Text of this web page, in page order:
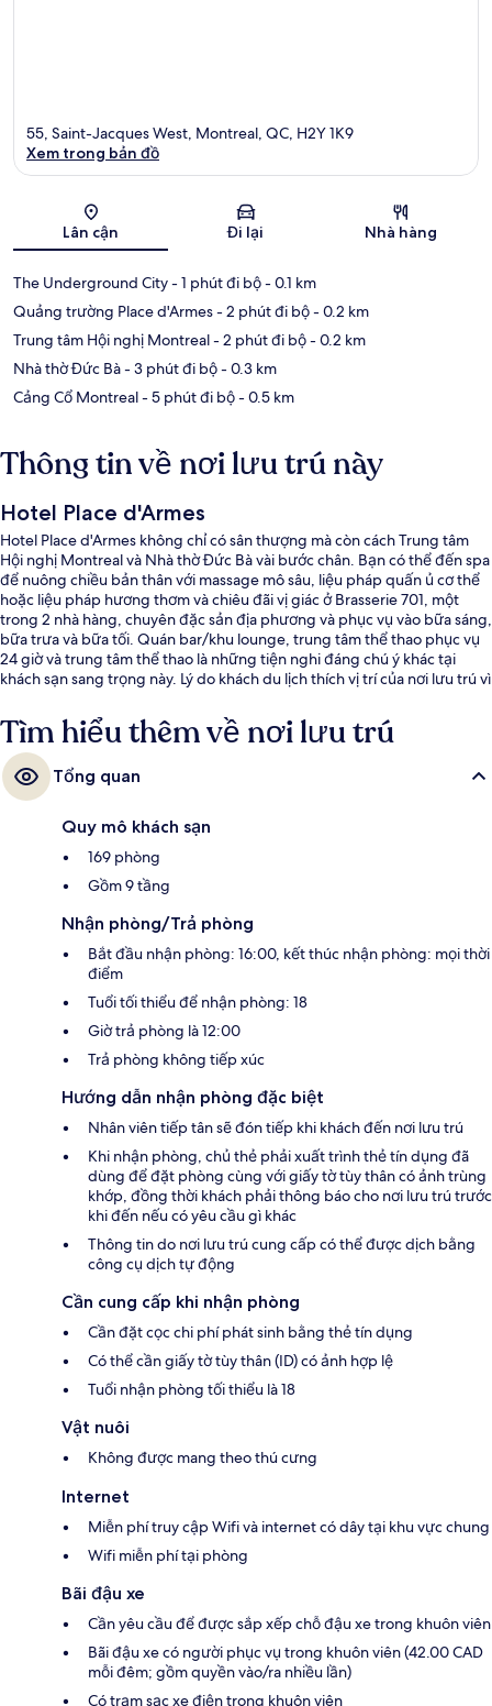
Bản đồ
55, Saint-Jacques West, Montreal, QC, H2Y 1K9
Xem trong bản đồ
Lân cận Đi lại Nhà hàng
The Underground City- 1 phút đi bộ- 0.1 km
Quảng trường Place d'Armes- 2 phút đi bộ- 0.2 km
Trung tâm Hội nghị Montreal- 2 phút đi bộ- 0.2 km
Nhà thờ Đức Bà- 3 phút đi bộ- 0.3 km
Cảng Cổ Montreal- 5 phút đi bộ- 0.5 km
Thông tin về nơi lưu trú này
Hotel Place d'Armes
Hotel Place d'Armes không chỉ có sân thượng mà còn cách Trung tâm
Hội nghị Montreal và Nhà thờ Đức Bà vài bước chân. Bạn có thể đến spa
để nuông chiều bản thân với massage mô sâu, liệu pháp quấn ủ cơ thể
hoặc liệu pháp hương thơm và chiêu đãi vị giác ở Brasserie 701, một
trong 2 nhà hàng, chuyên đặc sản địa phương và phục vụ vào bữa sáng,
bữa trưa và bữa tối. Quán bar/khu lounge, trung tâm thể thao phục vụ
24 giờ và trung tâm thể thao là những tiện nghi đáng chú ý khác tại
khách sạn sang trọng này. Lý do khách du lịch thích vị trí của nơi lưu trú vì
giao thông công cộng, cách Ga Place d'Armes 3 phút và Ga Square
Victoria is 8 phút.
Tìm hiểu thêm về nơi lưu trú
Tổng quan
Quy mô khách sạn
169 phòng
Gồm 9 tầng
Nhận phòng/Trả phòng
Bắt đầu nhận phòng: 16:00, kết thúc nhận phòng: mọi thời
điểm
Tuổi tối thiểu để nhận phòng: 18
Giờ trả phòng là 12:00
Trả phòng không tiếp xúc
Hướng dẫn nhận phòng đặc biệt
Nhân viên tiếp tân sẽ đón tiếp khi khách đến nơi lưu trú
Khi nhận phòng, chủ thẻ phải xuất trình thẻ tín dụng đã
dùng để đặt phòng cùng với giấy tờ tùy thân có ảnh trùng
khớp, đồng thời khách phải thông báo cho nơi lưu trú trước
khi đến nếu có yêu cầu gì khác
Thông tin do nơi lưu trú cung cấp có thể được dịch bằng
công cụ dịch tự động
Cần cung cấp khi nhận phòng
Cần đặt cọc chi phí phát sinh bằng thẻ tín dụng
Có thể cần giấy tờ tùy thân (ID) có ảnh hợp lệ
Tuổi nhận phòng tối thiểu là 18
Vật nuôi
Không được mang theo thú cưng
Internet
Miễn phí truy cập Wifi và internet có dây tại khu vực chung
Wifi miễn phí tại phòng
Bãi đậu xe
Cần yêu cầu để được sắp xếp chỗ đậu xe trong khuôn viên
Bãi đậu xe có người phục vụ trong khuôn viên (42.00 CAD
mỗi đêm; gồm quyền vào/ra nhiều lần)
Có trạm sạc xe điện trong khuôn viên